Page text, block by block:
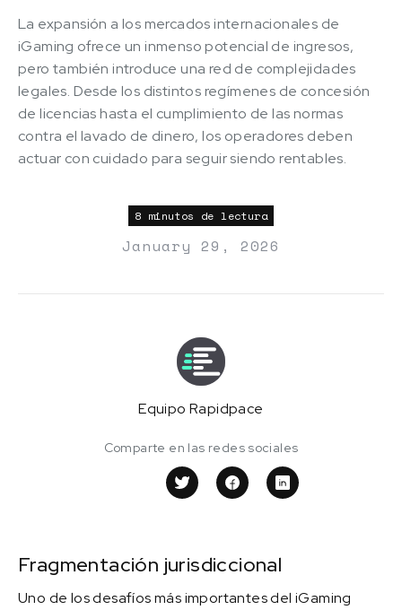
La expansión a los mercados internacionales de
iGaming ofrece un inmenso potencial de ingresos,
pero también introduce una red de complejidades
legales. Desde los distintos regímenes de concesión
de licencias hasta el cumplimiento de las normas
contra el lavado de dinero, los operadores deben
actuar con cuidado para seguir siendo rentables.
8 minutos de lectura
January 29, 2026
Equipo Rapidpace
Comparte en las redes sociales
Fragmentación jurisdiccional
Uno de los desafíos más importantes del iGaming